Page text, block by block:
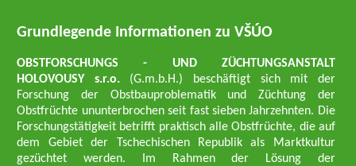
Grundlegende Informationen zu VŠÚO
OBSTFORSCHUNGS - UND ZÜCHTUNGSANSTALT
HOLOVOUSY s.r.o. (G.m.b.H.) beschäftigt sich mit der
Forschung der Obstbauproblematik und Züchtung der
Obstfrüchte ununterbrochen seit fast sieben Jahrzehnten. Die
Forschungstätigkeit betrifft praktisch alle Obstfrüchte, die auf
dem Gebiet der Tschechischen Republik als Marktkultur
gezüchtet werden. Im Rahmen der Lösung der